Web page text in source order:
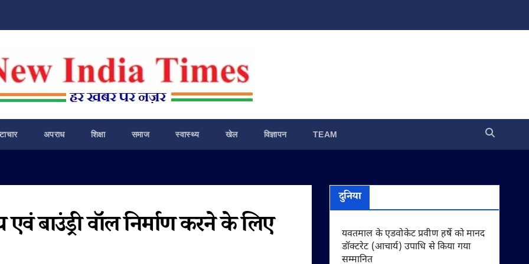
अपराध शिक्षा समाज स्वास्थ्य खेल विज्ञापन TEAM
एवं बाउंड्री वॉल निर्माण करने के लिए
दुनिया
यवतमाल के एडवोकेट प्रवीण हर्षे को मानद
डॉक्टरेट (आचार्य) उपाधि से किया गया
सम्मानित